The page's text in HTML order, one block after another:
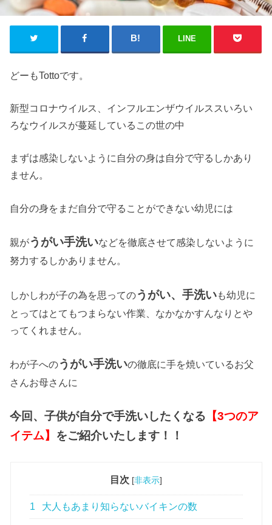
LINE
どーもTottoです。
新型コロナウイルス、インフルエンザウイルススいろい
ろなウイルスが蔓延しているこの世の中
まずは感染しないように自分の身は自分で守るしかあり
ません。
自分の身をまだ自分で守ることができない幼児には
親がうがい手洗いなどを徹底させて感染しないように
努力するしかありません。
しかしわが子の為を思ってのうがい、手洗いも幼児に
とってはとてもつまらない作業、なかなかすんなりとや
ってくれません。
わが子へのうがい手洗いの徹底に手を焼いているお父
さんお母さんに
今回、子供が自分で手洗いしたくなる 【3つのア
イテム】 をご紹介いたします！！
目次 [非表示]
1 大人もあまり知らないバイキンの数